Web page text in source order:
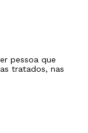
pessoa que
tratados, nas